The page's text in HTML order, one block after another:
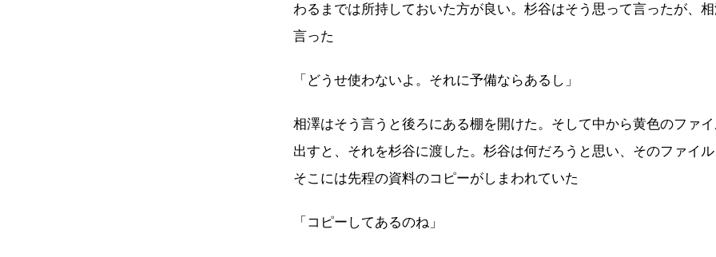
わるまでは所持しておいた方が良い。杉谷はそう思って言ったが、
言った
「どうせ使わないよ。それに予備ならあるし」
相澤はそう言うと後ろにある棚を開けた。そして中から黄色のファ
出すと、それを杉谷に渡した。杉谷は何だろうと思い、そのファイ
そこには先程の資料のコピーがしまわれていた
「コピーしてあるのね」